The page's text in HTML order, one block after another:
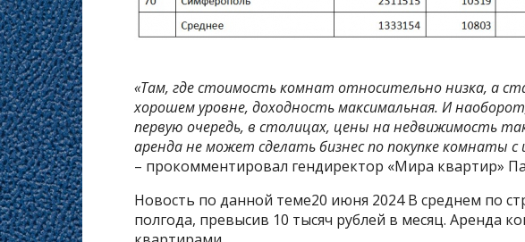
«Там, где стоимость комнат относительно низка, а
хорошем уровне, доходность максимальная. И
первую очередь, в столицах, цены на недвижимость
аренда не может сделать бизнес по покупке комнаты
– прокомментировал гендиректор «Мира квартир»
Новость по данной теме20 июня 2024 В среднем по
полгода, превысив 10 тысяч рублей в месяц. Аренда